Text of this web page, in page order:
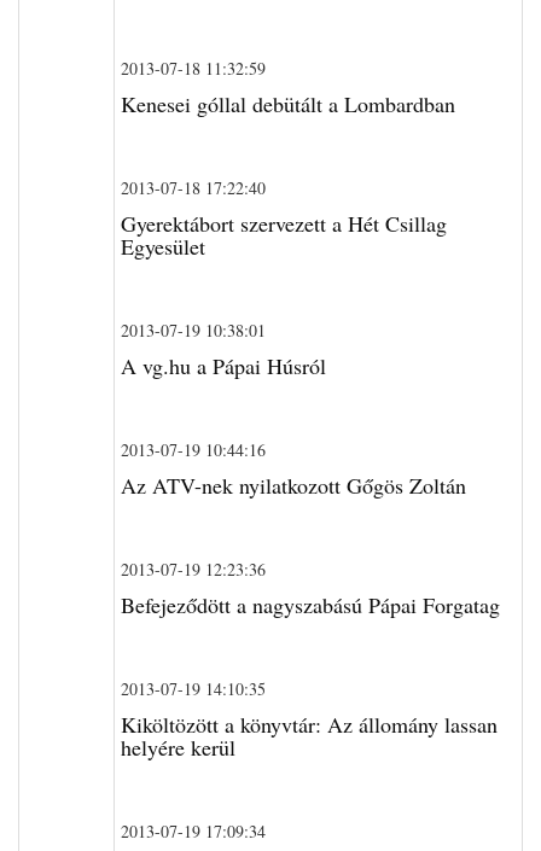
2013-07-18 11:32:59
Kenesei góllal debütált a Lombardban
2013-07-18 17:22:40
Gyerektábort szervezett a Hét Csillag
Egyesület
2013-07-19 10:38:01
A vg.hu a Pápai Húsról
2013-07-19 10:44:16
Az ATV-nek nyilatkozott Gőgös Zoltán
2013-07-19 12:23:36
Befejeződött a nagyszabású Pápai Forgatag
2013-07-19 14:10:35
Kiköltözött a könyvtár: Az állomány lassan
helyére kerül
2013-07-19 17:09:34